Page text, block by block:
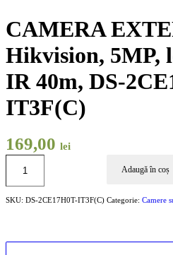
CAMERA
Hikvision, 5MP,
IR 40m, DS-
IT3F(C)
169,00 lei
Adaugă în coș
SKU: DS-2CE17H0T-IT3F(C) Categorie: Camere